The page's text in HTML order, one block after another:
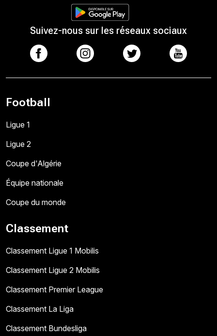
Suivez-nous sur les réseaux sociaux
Football
Ligue 1
Ligue 2
Coupe d'Algérie
Équipe nationale
Coupe du monde
Classement
Classement Ligue 1 Mobilis
Classement Ligue 2 Mobilis
Classement Premier League
Classement La Liga
Classement Bundesliga